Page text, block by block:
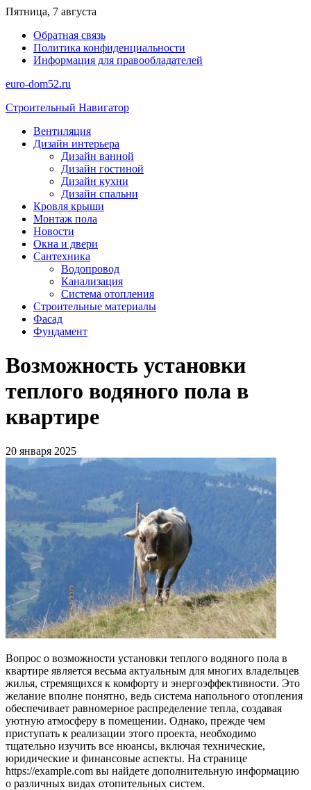
Перейти
содержимому
Пятница, 7 августа
Обратная связь
Политика конфиденциальности
Информация для правообладателей
euro-dom52.ru
Строительный Навигатор
Вентиляция
Дизайн интерьера
Дизайн ванной
Дизайн гостиной
Дизайн кухни
Дизайн спальни
Кровля крыши
Монтаж пола
Новости
Окна и двери
Сантехника
Водопровод
Канализация
Система отопления
Строительные материалы
Фасад
Фундамент
Возможность установки
теплого водяного пола в
квартире
20 января 2025
Вопрос о возможности установки теплого водяного пола в
квартире является весьма актуальным для многих владельцев
жилья, стремящихся к комфорту и энергоэффективности. Это
желание вполне понятно, ведь система напольного отопления
обеспечивает равномерное распределение тепла, создавая
уютную атмосферу в помещении. Однако, прежде чем
приступать к реализации этого проекта, необходимо
тщательно изучить все нюансы, включая технические,
юридические и финансовые аспекты. На странице
https://example.com вы найдете дополнительную информацию
о различных видах отопительных систем.